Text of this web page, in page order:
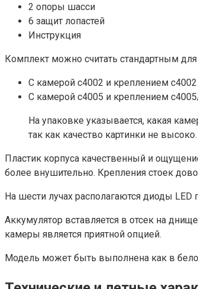
2 опоры шасси
6 защит лопастей
Инструкция
Комплект можно считать стандартным
С камерой c4002 и креплением
С камерой c4005 и креплением
На упаковке указывается, какая
так как качество картинки не
Пластик корпуса качественный и
более внушительно. Крепления стоек
На шести лучах располагаются диоды
Аккумулятор вставляется в отсек на
камеры является приятной опцией.
Модель может быть выполнена как в